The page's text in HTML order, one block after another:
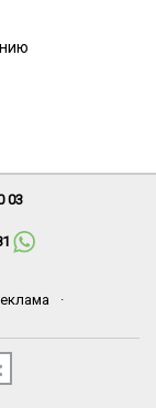
03
·